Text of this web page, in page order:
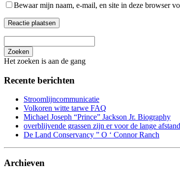
Bewaar mijn naam, e-mail, en site in deze browser
Zoeken
Het zoeken is aan de gang
Recente berichten
Stroomlijncommunicatie
Volkoren witte tarwe FAQ
Michael Joseph “Prince” Jackson Jr. Biography
overblijvende grassen zijn er voor de lange
De Land Conservancy ” O ‘ Connor Ranch
Archieven